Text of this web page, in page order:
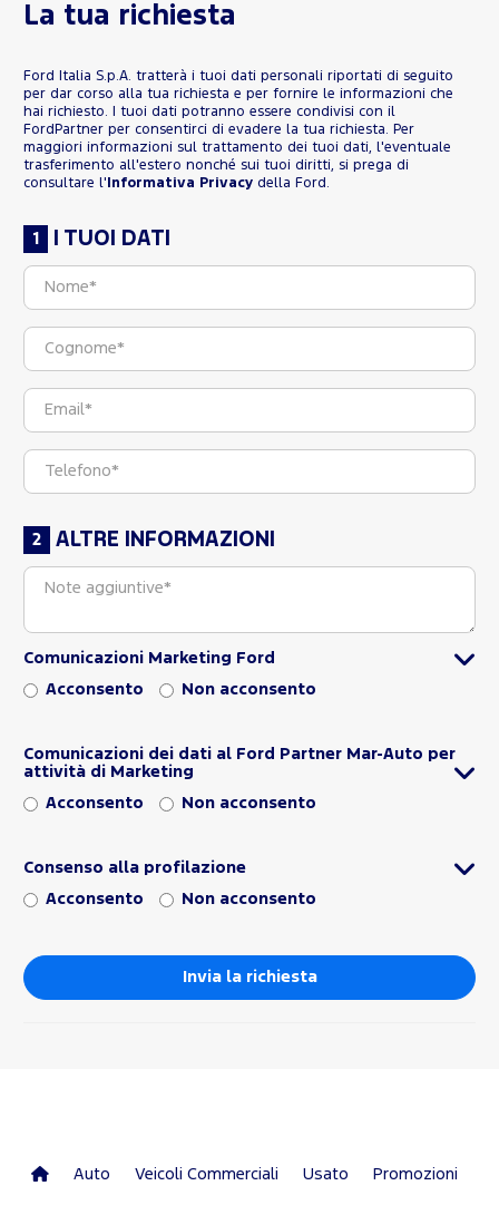
La tua richiesta
Ford Italia S.p.A. tratterà i tuoi dati personali riportati di seguito
per dar corso alla tua richiesta e per fornire le informazioni che
hai richiesto. I tuoi dati potranno essere condivisi con il
FordPartner per consentirci di evadere la tua richiesta. Per
maggiori informazioni sul trattamento dei tuoi dati, l'eventuale
trasferimento all'estero nonché sui tuoi diritti, si prega di
consultare l' Informativa Privacy della Ford.
I TUOI DATI
ALTRE INFORMAZIONI
Comunicazioni Marketing Ford
Acconsento Non acconsento
Comunicazioni dei dati al Ford Partner Mar-Auto per
attività di Marketing
Acconsento Non acconsento
Consenso alla profilazione
Acconsento Non acconsento
Auto Veicoli Commerciali Usato Promozioni